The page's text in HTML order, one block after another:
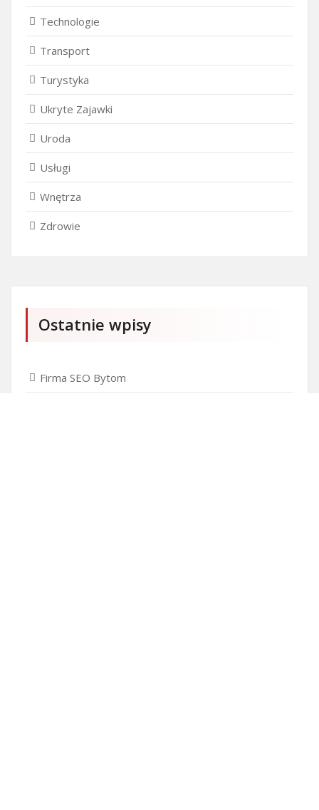
Technologie
Transport
Turystyka
Ukryte Zajawki
Uroda
Usługi
Wnętrza
Zdrowie
Ostatnie wpisy
Firma SEO Bytom